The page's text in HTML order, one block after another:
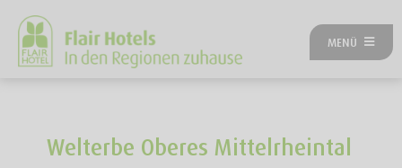
Zum
Inhalt
springen
MENÜ
UNSERE HOTELS
Welterbe Oberes Mittelrheintal